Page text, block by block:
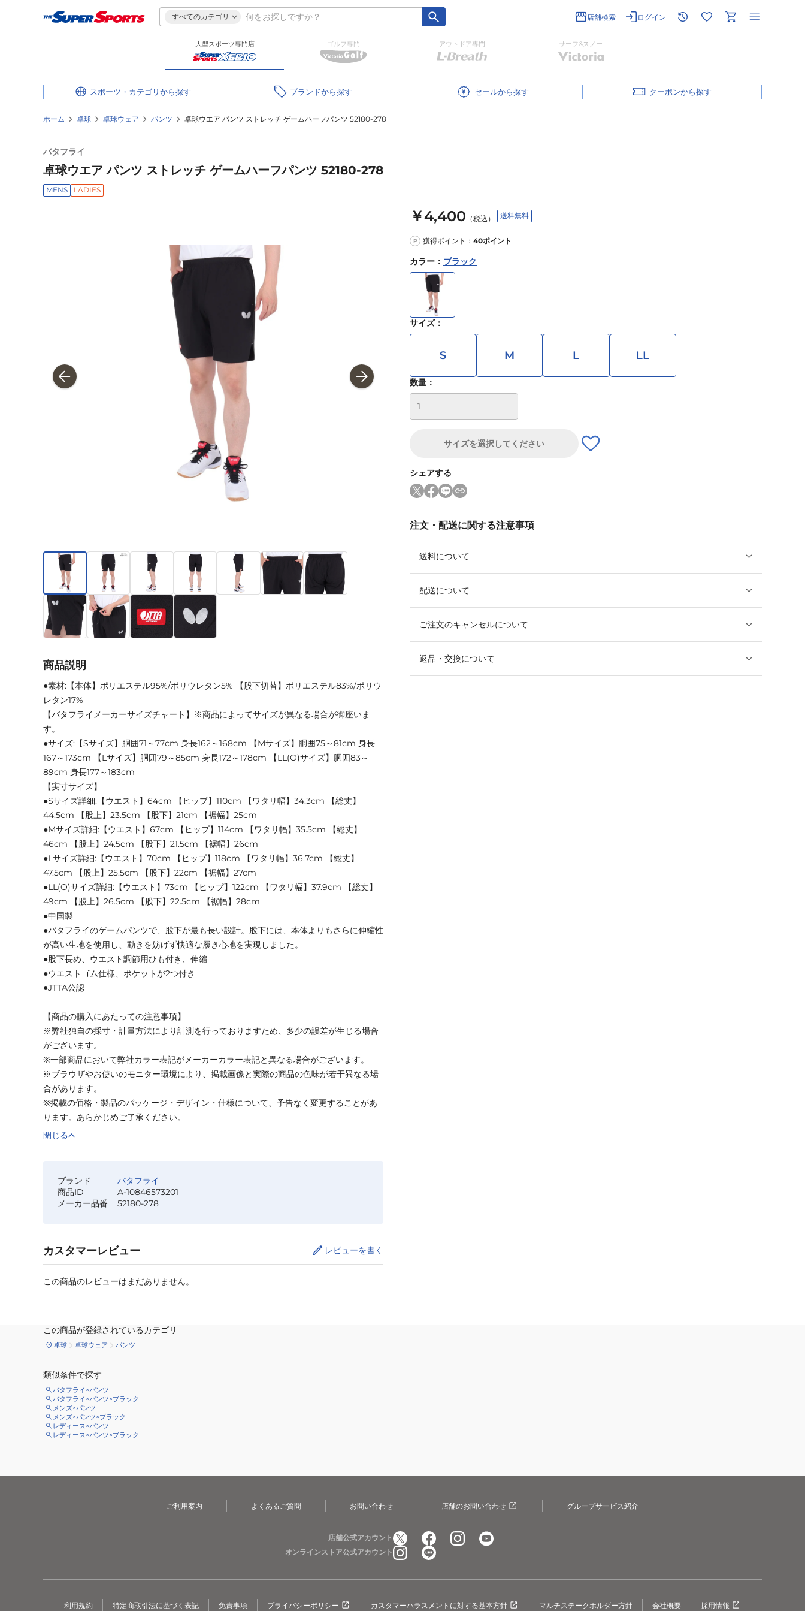
すべてのカテゴリ 店舗検索 ログイン
大型スポーツ専門店 ゴルフ専門 アウトドア専門 サーフ&スノー
スポーツ・カテゴリ ブランド セール クーポン
ホーム 卓球 卓球ウェア パンツ 卓球ウエア パンツ ストレッチ ゲームハーフパンツ 52180-278
バタフライ
卓球ウエア パンツ ストレッチ ゲームハーフパンツ 52180-278
MENS LADIES
￥4,400 （税込） 送料無料
P 獲得ポイント： 40ポイント
カラー ： ブラック
サイズ：
S M L LL
数量：
サイズを選択してください
シェアする
注文・配送に関する注意事項
送料について
配送について
ご注文のキャンセルについて
返品・交換について
商品説明
●素材:【本体】ポリエステル95%/ポリウレタン5% 【股下切替】ポリエステル83%/ポリウ
レタン17%
【バタフライメーカーサイズチャート】※商品によってサイズが異なる場合が御座いま
す。
●サイズ:【Sサイズ】胴囲71～77cm 身長162～168cm 【Mサイズ】胴囲75～81cm 身長
167～173cm 【Lサイズ】胴囲79～85cm 身長172～178cm 【LL(O)サイズ】胴囲83～
89cm 身長177～183cm
【実寸サイズ】
●Sサイズ詳細:【ウエスト】64cm 【ヒップ】110cm 【ワタリ幅】34.3cm 【総丈】
44.5cm 【股上】23.5cm 【股下】21cm 【裾幅】25cm
●Mサイズ詳細:【ウエスト】67cm 【ヒップ】114cm 【ワタリ幅】35.5cm 【総丈】
46cm 【股上】24.5cm 【股下】21.5cm 【裾幅】26cm
●Lサイズ詳細:【ウエスト】70cm 【ヒップ】118cm 【ワタリ幅】36.7cm 【総丈】
47.5cm 【股上】25.5cm 【股下】22cm 【裾幅】27cm
●LL(O)サイズ詳細:【ウエスト】73cm 【ヒップ】122cm 【ワタリ幅】37.9cm 【総丈】
49cm 【股上】26.5cm 【股下】22.5cm 【裾幅】28cm
●中国製
●バタフライのゲームパンツで、股下が最も長い設計。股下には、本体よりもさらに伸縮性
が高い生地を使用し、動きを妨げず快適な履き心地を実現しました。
●股下長め、ウエスト調節用ひも付き、伸縮
●ウエストゴム仕様、ポケットが2つ付き
●JTTA公認
【商品の購入にあたっての注意事項】
※弊社独自の採寸・計量方法により計測を行っておりますため、多少の誤差が生じる場合
がございます。
※一部商品において弊社カラー表記がメーカーカラー表記と異なる場合がございます。
※ブラウザやお使いのモニター環境により、掲載画像と実際の商品の色味が若干異なる場
合があります。
※掲載の価格・製品のパッケージ・デザイン・仕様について、予告なく変更することがあ
ります。あらかじめご了承ください。
閉じる
ブランド
バタフライ
商品ID
A-10846573201
メーカー品番
52180-278
カスタマーレビュー レビューを書く
この商品のレビューはまだありません。
この商品が登録されているカテゴリ
卓球 卓球ウェア パンツ
類似条件で探す
バタフライ×パンツ
バタフライ×パンツ×ブラック
メンズ×パンツ
メンズ×パンツ×ブラック
レディース×パンツ
レディース×パンツ×ブラック
ご利用案内 よくあるご質問 お問い合わせ 店舗のお問い合わせ グループサービス紹介
店舗公式アカウント
オンラインストア公式アカウント
利用規約 特定商取引法に基づく表記 免責事項 プライバシーポリシー カスタマーハラスメントに対する基本方針 マルチステークホルダー方針 会社概要 採用情報